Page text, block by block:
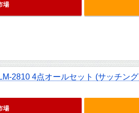
場
2810 4点オールセット (サッチン
場